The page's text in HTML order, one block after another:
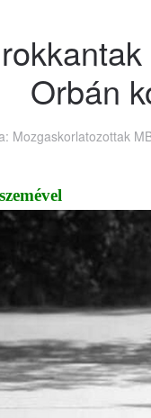
Orbán
Mozgaskorlatozottak